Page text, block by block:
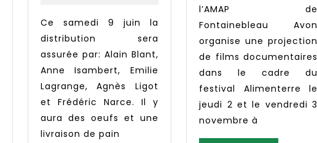
Ce samedi 9 juin la
distribution sera
assurée par: Alain Blant,
Anne Isambert, Emilie
Lagrange, Agnès Ligot
et Frédéric Narce. Il y
aura des oeufs et une
livraison de pain
l’AMAP de
Fontainebleau Avon
organise une projection
de films documentaires
dans le cadre du
festival Alimenterre le
jeudi 2 et le vendredi 3
novembre à